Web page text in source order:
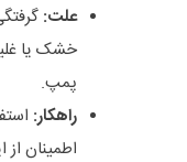
علت:
خشک یا
پمپ.
راهکار:
اطمینان از